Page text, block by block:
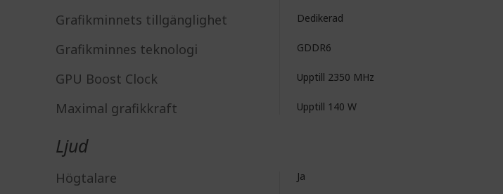
Grafikminnets tillgänglighet Dedikerad
Grafikminnes teknologi GDDR6
GPU Boost Clock Upptill 2350 MHz
Maximal grafikkraft Upptill 140 W
Ljud
Högtalare Ja